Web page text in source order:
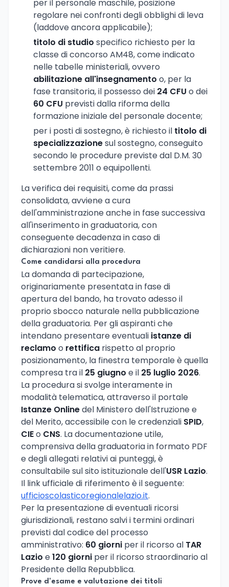
per il personale maschile, posizione
regolare nei confronti degli obblighi di leva
(laddove ancora applicabile);
titolo di studio specifico richiesto per la
classe di concorso AM48, come indicato
nelle tabelle ministeriali, ovvero
abilitazione all'insegnamento o, per la
fase transitoria, il possesso dei 24 CFU o dei
60 CFU previsti dalla riforma della
formazione iniziale del personale docente;
per i posti di sostegno, è richiesto il titolo di
specializzazionesul sostegno, conseguito
secondo le procedure previste dal D.M. 30
settembre 2011 o equipollenti.
La verifica dei requisiti, come da prassi
consolidata, avviene a cura
dell'amministrazione anche in fase successiva
all'inserimento in graduatoria, con
conseguente decadenza in caso di
dichiarazioni non veritiere.
Come candidarsi alla procedura
La domanda di partecipazione,
originariamente presentata in fase di
apertura del bando, ha trovato adesso il
proprio sbocco naturale nella pubblicazione
della graduatoria. Per gli aspiranti che
intendano presentare eventuali istanze di
reclamo o rettifica rispetto al proprio
posizionamento, la finestra temporale è quella
compresa tra il 25 giugno e il 25 luglio 2026.
La procedura si svolge interamente in
modalità telematica, attraverso il portale
Istanze Onlinedel Ministero dell'Istruzione e
del Merito, accessibile con le credenziali SPID,
CIEo CNS. La documentazione utile,
comprensiva della graduatoria in formato PDF
e degli allegati relativi ai punteggi, è
consultabile sul sito istituzionale dell'USR Lazio.
Il link ufficiale di riferimento è il seguente:
ufficioscolasticoregionalelazio.it.
Per la presentazione di eventuali ricorsi
giurisdizionali, restano salvi i termini ordinari
previsti dal codice del processo
amministrativo: 60 giorni per il ricorso al TAR
Lazio e120 giorni per il ricorso straordinario al
Presidente della Repubblica.
Prove d'esame e valutazione dei titoli